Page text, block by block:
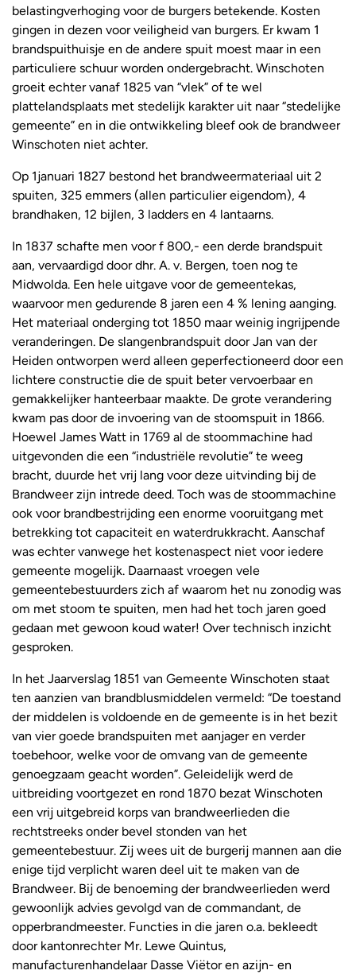
belastingverhoging voor de burgers betekende. Kosten
gingen in dezen voor veiligheid van burgers. Er kwam 1
brandspuithuisje en de andere spuit moest maar in een
particuliere schuur worden ondergebracht. Winschoten
groeit echter vanaf 1825 van “vlek” of te wel
plattelandsplaats met stedelijk karakter uit naar “stedelijke
gemeente” en in die ontwikkeling bleef ook de brandweer
Winschoten niet achter.
Op 1januari 1827 bestond het brandweermateriaal uit 2
spuiten, 325 emmers (allen particulier eigendom), 4
brandhaken, 12 bijlen, 3 ladders en 4 lantaarns.
In 1837 schafte men voor f 800,- een derde brandspuit
aan, vervaardigd door dhr. A. v. Bergen, toen nog te
Midwolda. Een hele uitgave voor de gemeentekas,
waarvoor men gedurende 8 jaren een 4 % lening aanging.
Het materiaal onderging tot 1850 maar weinig ingrijpende
veranderingen. De slangenbrandspuit door Jan van der
Heiden ontworpen werd alleen geperfectioneerd door een
lichtere constructie die de spuit beter vervoerbaar en
gemakkelijker hanteerbaar maakte. De grote verandering
kwam pas door de invoering van de stoomspuit in 1866.
Hoewel James Watt in 1769 al de stoommachine had
uitgevonden die een “industriële revolutie” te weeg
bracht, duurde het vrij lang voor deze uitvinding bij de
Brandweer zijn intrede deed. Toch was de stoommachine
ook voor brandbestrijding een enorme vooruitgang met
betrekking tot capaciteit en waterdrukkracht. Aanschaf
was echter vanwege het kostenaspect niet voor iedere
gemeente mogelijk. Daarnaast vroegen vele
gemeentebestuurders zich af waarom het nu zonodig was
om met stoom te spuiten, men had het toch jaren goed
gedaan met gewoon koud water! Over technisch inzicht
gesproken.
In het Jaarverslag 1851 van Gemeente Winschoten staat
ten aanzien van brandblusmiddelen vermeld: “De toestand
der middelen is voldoende en de gemeente is in het bezit
van vier goede brandspuiten met aanjager en verder
toebehoor, welke voor de omvang van de gemeente
genoegzaam geacht worden”. Geleidelijk werd de
uitbreiding voortgezet en rond 1870 bezat Winschoten
een vrij uitgebreid korps van brandweerlieden die
rechtstreeks onder bevel stonden van het
gemeentebestuur. Zij wees uit de burgerij mannen aan die
enige tijd verplicht waren deel uit te maken van de
Brandweer. Bij de benoeming der brandweerlieden werd
gewoonlijk advies gevolgd van de commandant, de
opperbrandmeester. Functies in die jaren o.a. bekleedt
door kantonrechter Mr. Lewe Quintus,
manufacturenhandelaar Dasse Viëtor en azijn- en